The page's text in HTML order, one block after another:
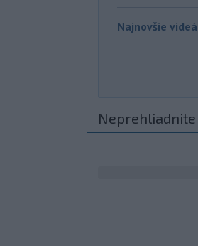
Najnovšie videá
Neprehliadnite